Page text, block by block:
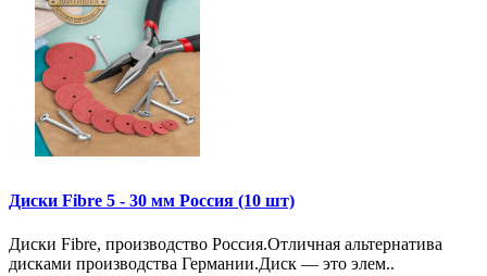
Диски Fibre 5 - 30 мм Россия (10 шт)
Диски Fibre, производство Россия.Отличная альтернатива
дисками производства Германии.Диск — это элем..